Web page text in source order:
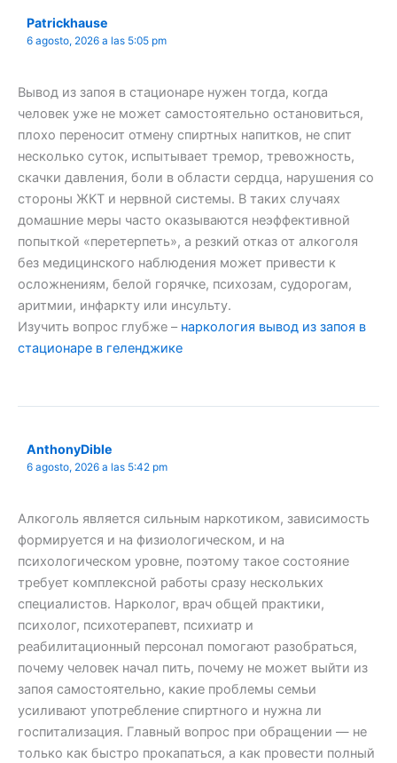
Patrickhause
6 agosto, 2026 a las 5:05 pm
Вывод из запоя в стационаре нужен тогда, когда
человек уже не может самостоятельно остановиться,
плохо переносит отмену спиртных напитков, не спит
несколько суток, испытывает тремор, тревожность,
скачки давления, боли в области сердца, нарушения со
стороны ЖКТ и нервной системы. В таких случаях
домашние меры часто оказываются неэффективной
попыткой «перетерпеть», а резкий отказ от алкоголя
без медицинского наблюдения может привести к
осложнениям, белой горячке, психозам, судорогам,
аритмии, инфаркту или инсульту.
Изучить вопрос глубже – наркология вывод из запоя в
стационаре в геленджике
AnthonyDible
6 agosto, 2026 a las 5:42 pm
Алкоголь является сильным наркотиком, зависимость
формируется и на физиологическом, и на
психологическом уровне, поэтому такое состояние
требует комплексной работы сразу нескольких
специалистов. Нарколог, врач общей практики,
психолог, психотерапевт, психиатр и
реабилитационный персонал помогают разобраться,
почему человек начал пить, почему не может выйти из
запоя самостоятельно, какие проблемы семьи
усиливают употребление спиртного и нужна ли
госпитализация. Главный вопрос при обращении — не
только как быстро прокапаться, а как провести полный